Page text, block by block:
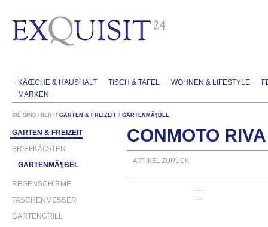
KÃŒCHE & HAUSHALT TISCH & TAFEL WOHNEN & LIFESTYLE
MARKEN
SIE SIND HIER: / GARTEN & FREIZEIT / GARTENMÃ¶BEL
GARTEN & FREIZEIT
BRIEFKÃ€STEN
GARTENMÃ¶BEL
REGENSCHIRME
TASCHENMESSER
GARTENGRILL
CONMOTO
ARTIKEL ZURÜCK